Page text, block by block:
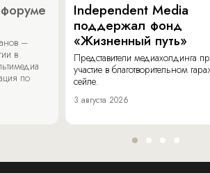
–
в
по
Independent Media
поддержал фонд
«Жизненный путь»
Представители медиахолдинга
участие в благотворительном
сейле.
3 августа 2026